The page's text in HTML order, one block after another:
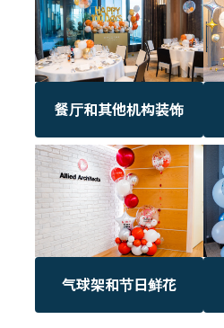
餐厅和其他机构装饰
气球架和节日鲜花